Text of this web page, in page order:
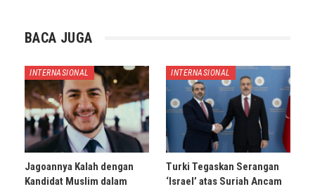
BACA JUGA
INTERNASIONAL
Jagoannya Kalah dengan
Kandidat Muslim dalam
INTERNASIONAL
Turki Tegaskan Serangan
‘Israel’ atas Suriah Ancam